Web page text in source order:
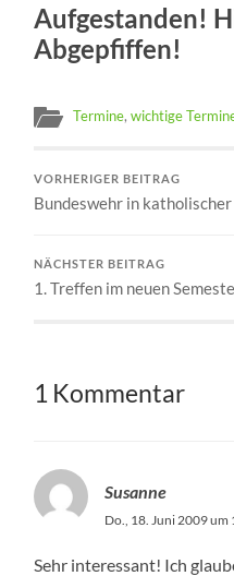
Aufgestanden!
Abgepfiffen!
Termine,wichtige
VORHERIGER BEITRAG
Bundeswehr in
NÄCHSTER BEITRAG
1. Treffen im neuen
1 Kommentar
Susanne
Do., 18. Juni 2009 um
Sehr interessant! Ich